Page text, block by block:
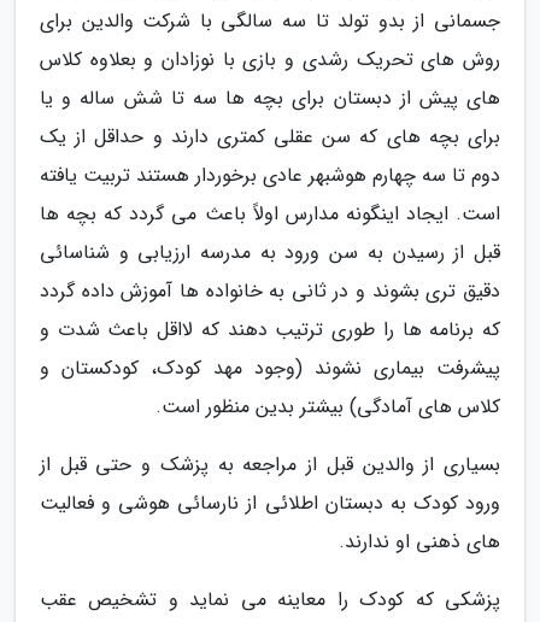
جسمانی از بدو تولد تا سه سالگی با شرکت والدین برای
روش های تحریک رشدی و بازی با نوزادان و بعلاوه کلاس
های پیش از دبستان برای بچه ها سه تا شش ساله و یا
برای بچه های که سن عقلی کمتری دارند و حداقل از یک
دوم تا سه چهارم هوشبهر عادی برخوردار هستند تربیت یافته
است. ایجاد اینگونه مدارس اولاً باعث می گردد که بچه ها
قبل از رسیدن به سن ورود به مدرسه ارزیابی و شناسائی
دقیق تری بشوند و در ثانی به خانواده ها آموزش داده گردد
که برنامه ها را طوری ترتیب دهند که لااقل باعث شدت و
پیشرفت بیماری نشوند (وجود مهد کودک، کودکستان و
کلاس های آمادگی) بیشتر بدین منظور است.
بسیاری از والدین قبل از مراجعه به پزشک و حتی قبل از
ورود کودک به دبستان اطلائی از نارسائی هوشی و فعالیت
های ذهنی او ندارند.
پزشکی که کودک را معاینه می نماید و تشخیص عقب